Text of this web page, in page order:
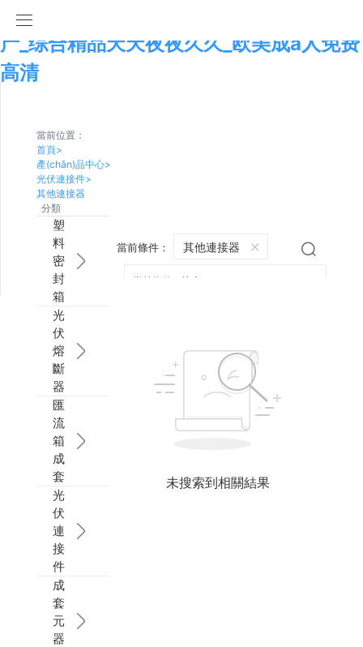
九九热线有精品免费观看_老汉a∨精品国
产_综合精品天天夜夜久久_欧美成a人免费
高清首頁
一代SMC箱
光伏熔斷器
匯流箱成套
光伏連接件
成套元器件
塑料外殼
光伏保險絲和保險絲座
光伏圓柱形保險絲
太陽能匯流箱
光伏配件
關于我們
企業(yè)環(huán)境
應用領域
合作伙伴
公司簡介
榮譽資質
案例研究
成為經(jīng)銷商
常見問題
能力
研發(fā)
制造業(yè)
測量與測試
視頻列表
視頻中心
聯(lián)系我們
當前位置：
首頁>
產(chǎn)品中心>
光伏連接件>
其他連接器
分類
塑
料
密
封
箱
光
伏
熔
斷
器
匯
流
箱
成
套
光
伏
連
接
件
成
套
元
器
當前條件： 其他連接器
未搜索到相關結果
微信
百度貼吧
豆瓣
QQ好友
QQ空間
復制網(wǎn